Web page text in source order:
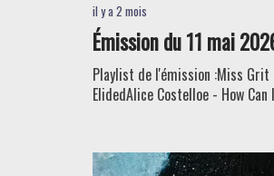
Playlist de l'émission :Miss Grit
ElidedAlice Costelloe - How Can